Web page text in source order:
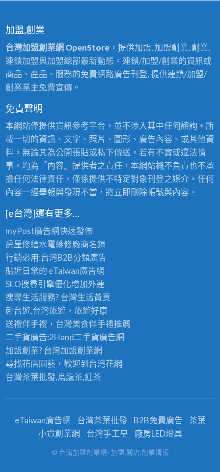
加盟,創業
台灣加盟創業網 OpenStore，提供加盟, 加盟創業, 創業,
連鎖加盟與加盟總部最新動態。連鎖/加盟/創業的資訊或
商品、產品、服務的免費網路廣告刊登, 提供連鎖/加盟/
創業業主免費宣傳。
免責聲明
本網站僅提供資訊參考平台，並不涉入其中任何諮詢。所
載一切的資訊、文字、照片、圖形、廣告內容、或其他資
料，無論其為公開張貼或私下傳送，若有不實或違法情
事，均為『內容』提供者之責任，本網站概不負責也不承
擔任何法律責任，僅係提供不特定對象刊登之媒介。任何
內容一經舉報與發現不當，將立即刪除帳號與內容。
[e台灣]還有更多…
myPost廣告網快速發佈
房屋修繕水電維修廠商名錄
行銷必用:台灣B2B分類廣告
貼近日常的 eTaiwan廣告網
SEO搜尋引擎優化增加外連
搜尋生活服務? 台灣生活黃頁
赴台遊,台灣旅遊，旅遊好康
送禮伴手禮，台灣美食伴手禮推薦
二手貨廣告:2Hand二手貨廣告網
加盟創業? 台灣加盟創業網
尋找花店園藝，歡迎到 台灣花網
台灣茶葉批發,烏龍茶,紅茶
eTaiwan廣告網 台灣茶葉批發 B2B免費廣告
茶葉
小資創業網
台灣手工皂 廠房LED燈具
© 台灣加盟創業網- 加盟,開店,創業情報